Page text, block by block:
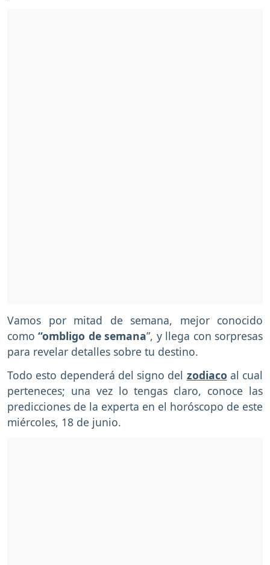
Vamos por mitad de semana, mejor conocido
como“ombligo de semana”, y llega con sorpresas
para revelar detalles sobre tu destino.
Todo esto dependerá del signo del zodiaco al cual
perteneces; una vez lo tengas claro, conoce las
predicciones de la experta en el horóscopo de este
miércoles, 18 de junio.